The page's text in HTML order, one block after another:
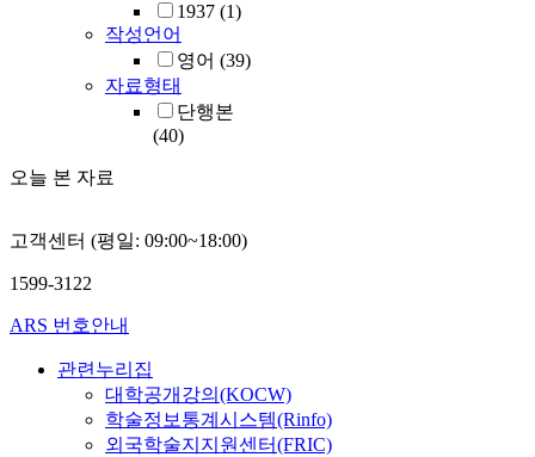
1937 (1)
작성언어
영어 (39)
자료형태
단행본
(40)
오늘 본 자료
고객센터 (평일: 09:00~18:00)
1599-3122
ARS 번호안내
관련누리집
대학공개강의(KOCW)
학술정보통계시스템(Rinfo)
외국학술지지원센터(FRIC)